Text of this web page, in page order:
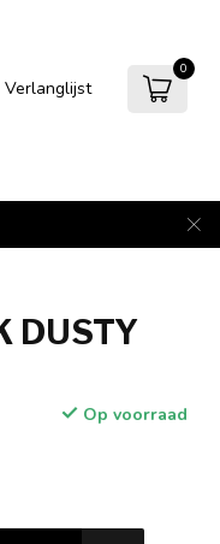
Verlanglijst
0
DUSTY
Op voorraad